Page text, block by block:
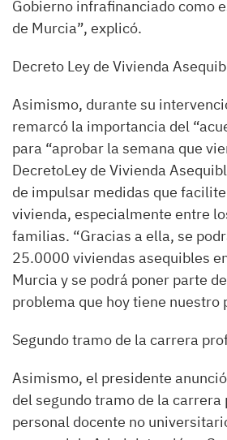
Gobierno infrafinanciado como
de Murcia”, explicó.
Decreto Ley de Vivienda
Asimismo, durante su
remarcó la importancia del
para “aprobar la semana que
DecretoLey de Vivienda
de impulsar medidas que
vivienda, especialmente entre
familias. “Gracias a ella, se
25.0000 viviendas asequibles
Murcia y se podrá poner parte
problema que hoy tiene nuestro
Segundo tramo de la carrera
Asimismo, el presidente
del segundo tramo de la
personal docente no